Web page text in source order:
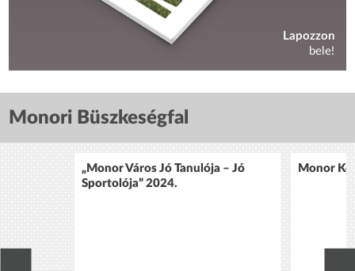
Lapozzon
bele!
Monori Büszkeségfal
„Monor Város Jó Tanulója – Jó
Sportolója” 2024.
Monor